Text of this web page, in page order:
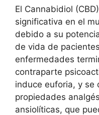
El Cannabidiol
significativa en el
debido a su
de vida de
enfermedades
contraparte
induce euforia, y se
propiedades
ansiolíticas, que